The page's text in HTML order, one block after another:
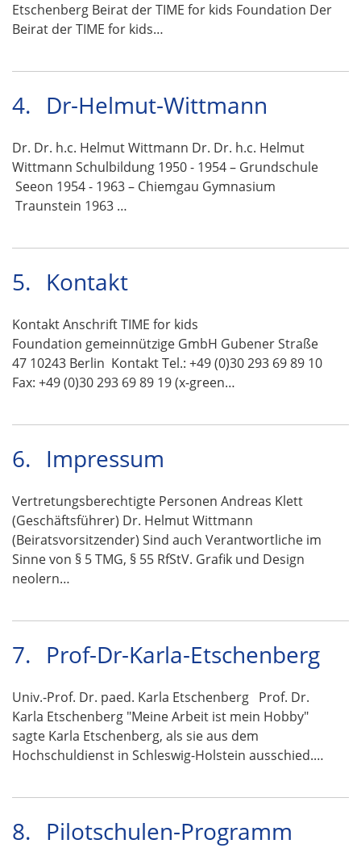
Etschenberg Beirat der TIME for kids Foundation Der
Beirat der TIME for kids…
4. Dr-Helmut-Wittmann
Dr. Dr. h.c. Helmut Wittmann Dr. Dr. h.c. Helmut
Wittmann Schulbildung 1950 - 1954 – Grundschule
Seeon 1954 - 1963 – Chiemgau Gymnasium
Traunstein 1963 …
5. Kontakt
Kontakt Anschrift TIME for kids
Foundation gemeinnützige GmbH Gubener Straße
47 10243 Berlin Kontakt Tel.: +49 (0)30 293 69 89 10
Fax: +49 (0)30 293 69 89 19 (x-green…
6. Impressum
Vertretungsberechtigte Personen Andreas Klett
(Geschäftsführer) Dr. Helmut Wittmann
(Beiratsvorsitzender) Sind auch Verantwortliche im
Sinne von § 5 TMG, § 55 RfStV. Grafik und Design
neolern…
7. Prof-Dr-Karla-Etschenberg
Univ.-Prof. Dr. paed. Karla Etschenberg Prof. Dr.
Karla Etschenberg "Meine Arbeit ist mein Hobby"
sagte Karla Etschenberg, als sie aus dem
Hochschuldienst in Schleswig-Holstein ausschied.…
8. Pilotschulen-Programm